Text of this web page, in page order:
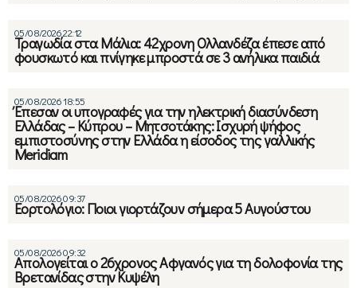
05/08/2026 22:12
Τραγωδία στα Μάλια: 42χρονη Ολλανδέζα έπεσε από
φουσκωτό και πνίγηκε μπροστά σε 3 ανήλικα παιδιά
05/08/2026 18:55
Έπεσαν οι υπογραφές για την ηλεκτρική διασύνδεση
Ελλάδας – Κύπρου – Μητσοτάκης: Ισχυρή ψήφος
εμπιστοσύνης στην Ελλάδα η είσοδος της γαλλικής
Meridiam
05/08/2026 09:37
Εορτολόγιο: Ποιοι γιορτάζουν σήμερα 5 Αυγούστου
05/08/2026 09:32
Απολογείται ο 26χρονος Αφγανός για τη δολοφονία της
Βρετανίδας στην Κυψέλη